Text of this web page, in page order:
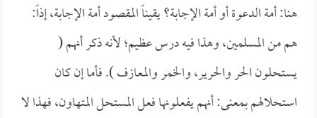
هنا: أمة الدعوة أو أمة الإجابة؟ يقيناً المقصود أمة الإجابة، إذاً:
هم من المسلمين، وهذا فيه درس عظيم؛ لأنه ذكر أنهم (
يستحلون الحر والحرير، والخمر والمعازف ). فأما إن كان
استحلالهم بمعنى: أنهم يفعلونها فعل المستحل المتهاون، فهذا لا